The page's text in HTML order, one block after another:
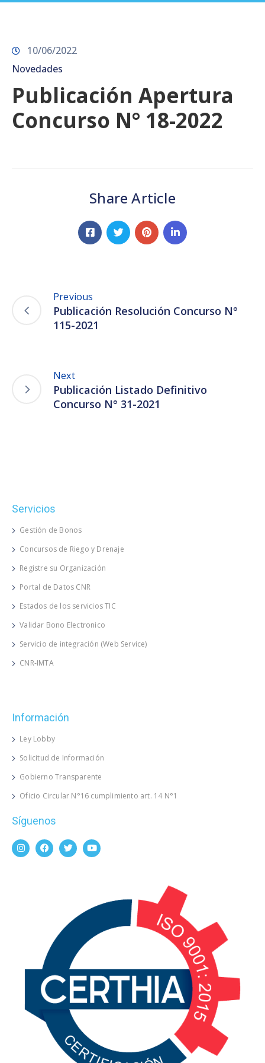
10/06/2022
Novedades
Publicación Apertura
Concurso N° 18-2022
Share Article
Previous
Publicación Resolución Concurso N°
115-2021
Next
Publicación Listado Definitivo
Concurso N° 31-2021
Servicios
Gestión de Bonos
Concursos de Riego y Drenaje
Registre su Organización
Portal de Datos CNR
Estados de los servicios TIC
Validar Bono Electronico
Servicio de integración (Web Service)
CNR-IMTA
Información
Ley Lobby
Solicitud de Información
Gobierno Transparente
Oficio Circular N°16 cumplimiento art. 14 N°1
Síguenos